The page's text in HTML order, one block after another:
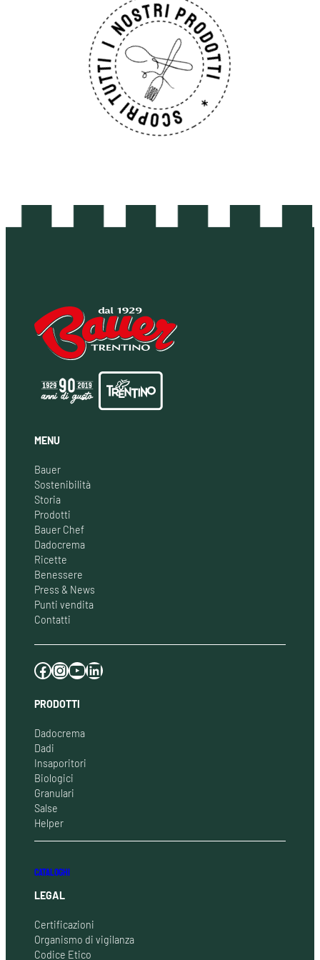
MENU
Bauer
Sostenibilità
Storia
Prodotti
Bauer Chef
Dadocrema
Ricette
Benessere
Press & News
Punti vendita
Contatti
Facebook Instagram YouTube LinkedIn
PRODOTTI
Dadocrema
Dadi
Insaporitori
Biologici
Granulari
Salse
Helper
CATALOGHI
LEGAL
Certificazioni
Organismo di vigilanza
Codice Etico